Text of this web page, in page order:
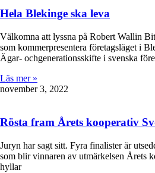
Hela Blekinge ska leva
Välkomna att lyssna på Robert Wallin
som kommerpresentera företagsläget i
Ägar- ochgenerationsskifte i svenska
Läs mer »
november 3, 2022
Rösta fram Årets kooperativ
Juryn har sagt sitt. Fyra finalister är
som blir vinnaren av utmärkelsen Årets
hyllar